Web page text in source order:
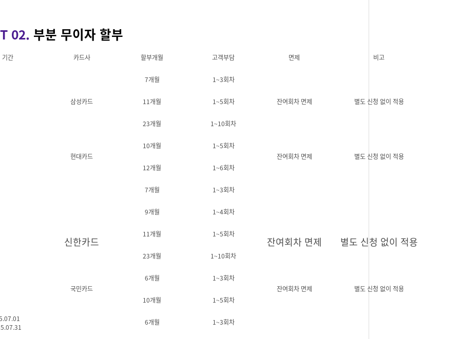
02. 부분 무이자 할부
기간 카드사 할부개월 고객부담 면제 비고
삼성카드
7개월 1~3회차
잔여회차 면제 별도 신청 없이 적용
11개월 1~5회차
23개월 1~10회차
현대카드
10개월
1~5회차
잔여회차 면제
별도 신청 없이 적용
12개월
1~6회차
신한카드
7개월 1~3회차
잔여회차 면제 별도 신청 없이 적용
9개월 1~4회차
11개월 1~5회차
23개월 1~10회차
국민카드
6개월
1~3회차
잔여회차 면제
별도 신청 없이 적용
10개월
1~5회차
6개월 1~3회차